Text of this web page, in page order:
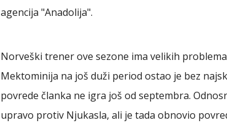
agencija "Anadolija".
Norveški trener ove sezone ima velikih
Mektominija na još duži period ostao je bez
povrede članka ne igra još od septembra.
upravo protiv Njukasla, ali je tada obnovio